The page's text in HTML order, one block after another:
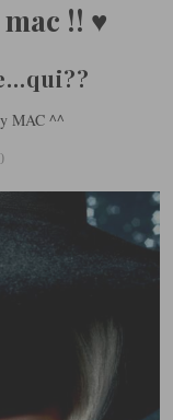
!! ♥
MAC ^^